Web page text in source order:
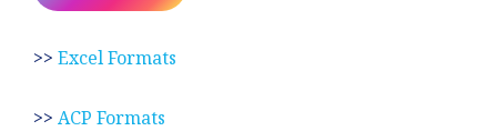
>> Excel Formats
>> ACP Formats